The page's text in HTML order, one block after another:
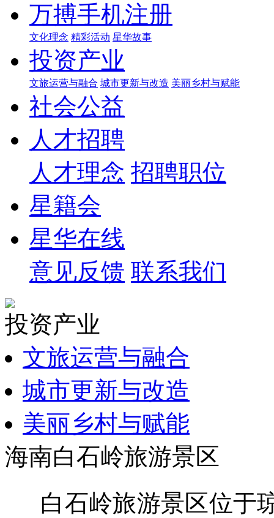
万搏手机注册
文化理念 精彩活动 星华故事
投资产业
文旅运营与融合 城市更新与改造 美丽乡村与赋能
社会公益
人才招聘
人才理念 招聘职位
星籍会
星华在线
意见反馈 联系我们
投资产业
文旅运营与融合
城市更新与改造
美丽乡村与赋能
海南白石岭旅游景区
白石岭旅游景区位于